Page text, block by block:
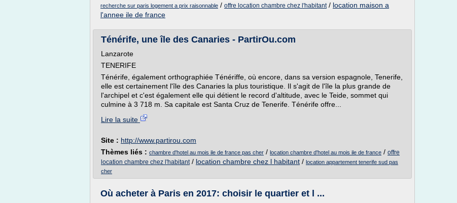
recherche sur paris logement a prix raisonnable / offre location chambre chez l'habitant/ location maison a
l'annee ile de france
Ténérife, une île des Canaries - PartirOu.com
Lanzarote
TENERIFE
Ténérife, également orthographiée Ténériffe, où encore, dans sa version espagnole, Tenerife,
elle est certainement l'île des Canaries la plus touristique. Il s'agit de l'île la plus grande de
l'archipel et c'est également elle qui détient le record d'altitude, avec le Teide, sommet qui
culmine à 3 718 m. Sa capitale est Santa Cruz de Tenerife. Ténérife offre...
Lire la suite
Site : http://www.partirou.com
Thèmes liés : chambre d'hotel au mois ile de france pas cher / location chambre d'hotel au mois ile de france / offre
location chambre chez l'habitant/ location chambre chez l habitant / location appartement tenerife sud pas
cher
Où acheter à Paris en 2017: choisir le quartier et l ...